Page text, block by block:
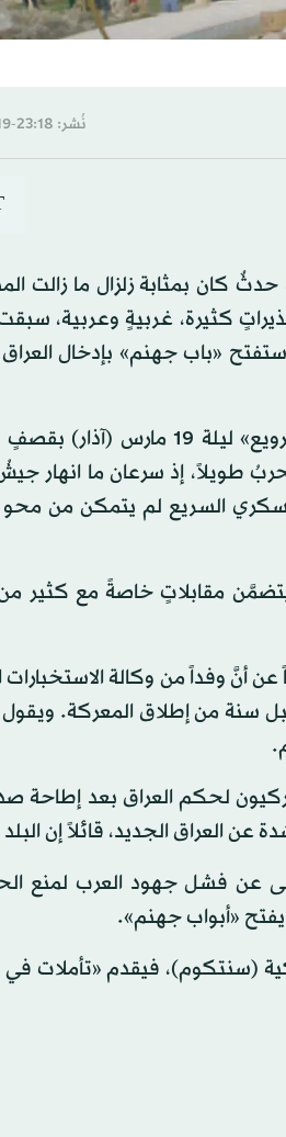
نُشر: 23:18-19 مارس 2023 م ـ 27 شَعبان 1444 هـ
حدثٌ كان بمثابة زلزال ما زالت
كثيرة، غربيةٍ وعربية،
وحذرته من أنَّ خطوتَه ستفتح «باب جهنم»
أطلق بوش حملةَ إطاحة صدام التي أطلق عليها
طويلاً، إذ سرعان ما انهار
السريع لم يتمكن من محو
مقابلاتٍ خاصةً مع كثير من
أنَّ وفداً من وكالة الاستخبارات
إطاحة صدام»، أي قبل سنة من إطلاق
لحكم العراق بعد إطاحة
العراق الجديد، قائلاً إن
عن فشل جهود العرب لمنع
«أبواب جهنم».
(سنتكوم)، فيقدم «تأملات